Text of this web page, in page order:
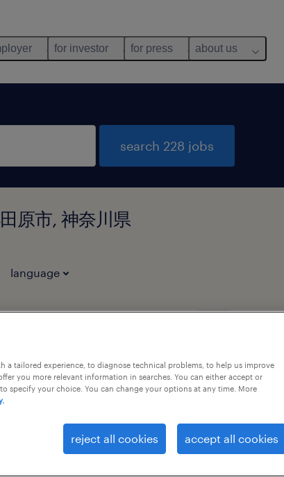
for investor for press about us
search 228 jobs
原市, 神奈川県
language
野】
神奈川, 神奈川県
¥4,000,000 - ¥8,000,000 per
year, 年収400 ～ 800万円
パ
a tailored experience, to diagnose technical problems, to help us improve
you more relevant information in searches. You can either accept or
specify your choice. You can change your options at any time. More
reject all cookies accept all cookies